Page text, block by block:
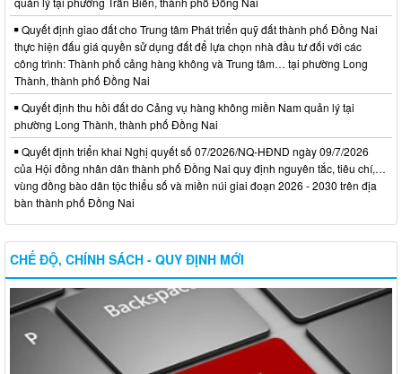
Quyết định giao đất cho Trung tâm Phát triển quỹ đất thành phố Đồng Nai
thực hiện đấu giá quyền sử dụng đất để lựa chọn nhà đầu tư đối với các
công trình: Thành phố cảng hàng không và Trung tâm… tại phường Long
Thành, thành phố Đồng Nai
Quyết định thu hồi đất do Cảng vụ hàng không miền Nam quản lý tại
phường Long Thành, thành phố Đồng Nai
Quyết định triển khai Nghị quyết số 07/2026/NQ-HĐND ngày 09/7/2026
của Hội đồng nhân dân thành phố Đồng Nai quy định nguyên tắc, tiêu chí,…
vùng đồng bào dân tộc thiểu số và miền núi giai đoạn 2026 - 2030 trên địa
bàn thành phố Đồng Nai
CHẾ ĐỘ, CHÍNH SÁCH - QUY ĐỊNH MỚI